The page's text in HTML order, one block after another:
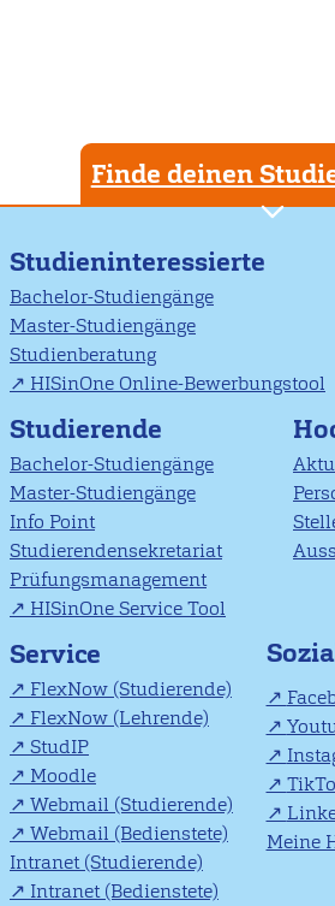
Finde deinen
Studieninteressierte
Bachelor-Studiengänge
Master-Studiengänge
Studienberatung
HISinOne Online-Bewerbungstool
Studierende
Bachelor-Studiengänge
Master-Studiengänge
Info Point
Studierendensekretariat
Prüfungsmanagement
HISinOne Service Tool
Service
FlexNow (Studierende)
FlexNow (Lehrende)
StudIP
Moodle
Webmail (Studierende)
Webmail (Bedienstete)
Intranet (Studierende)
Intranet (Bedienstete)
Meine